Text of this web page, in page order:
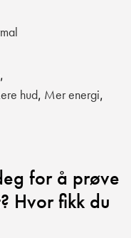
,
hud, Mer energi,
for å prøve
Hvor fikk du